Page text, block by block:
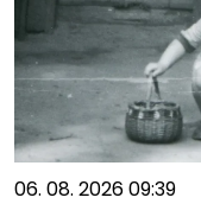
06. 08. 2026 09:39